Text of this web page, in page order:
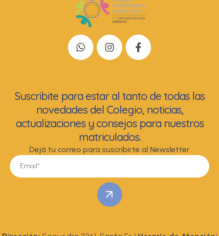
Suscribite para estar al tanto de todas las
novedades del Colegio, noticias,
actualizaciones y consejos para nuestros
matriculados.
Dejá tu correo para suscribirte al Newsletter